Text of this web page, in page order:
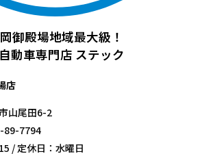
御殿場地域最大級！
動車専門店 ステック
店
山尾田6-2
89-7794
/ 定休日：水曜日